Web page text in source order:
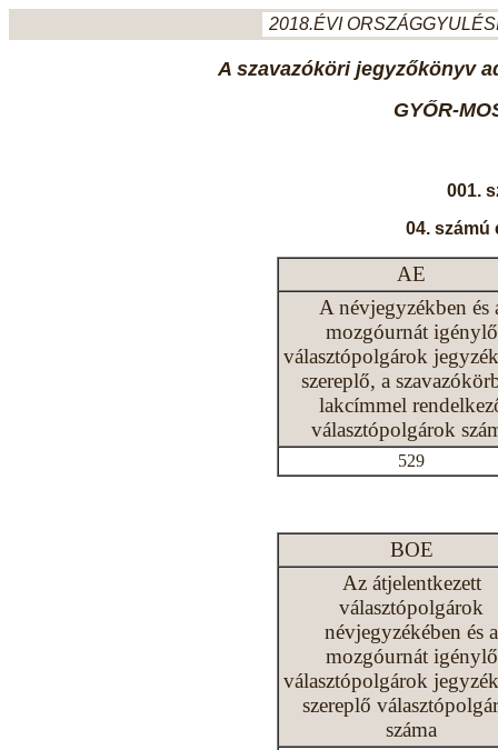
2018.ÉVI
A szavazóköri jegyzőkönyv
GYŐR-
001.
04. számú
AE
A névjegyzékben és
mozgóurnát igénylő
választópolgárok
szereplő, a
lakcímmel
választópolgárok
529
BOE
Az átjelentkezett
választópolgárok
névjegyzékében és a
mozgóurnát igénylő
választópolgárok
szereplő
száma